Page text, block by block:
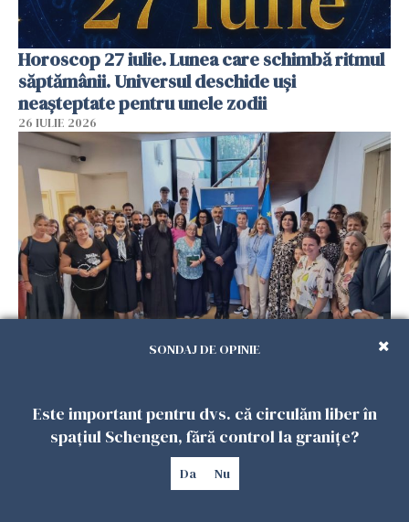
Horoscop 27 iulie. Lunea care schimbă ritmul
săptămânii. Universul deschide uși
neașteptate pentru unele zodii
26 IULIE 2026
Accidente, spitalizare sau alte urgențe?
26 IULIE 2026
SONDAJ DE OPINIE
Este important pentru dvs. că circulăm liber în
spațiul Schengen, fără control la granițe?
Da Nu